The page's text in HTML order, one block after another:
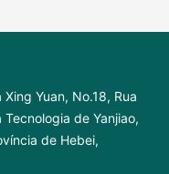
Yuan, No.18, Rua
de Yanjiao,
de Hebei,